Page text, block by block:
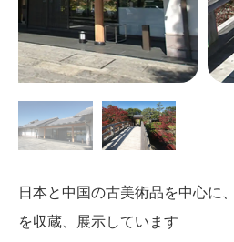
日本と中国の古美術品を中心に
を収蔵、展示しています